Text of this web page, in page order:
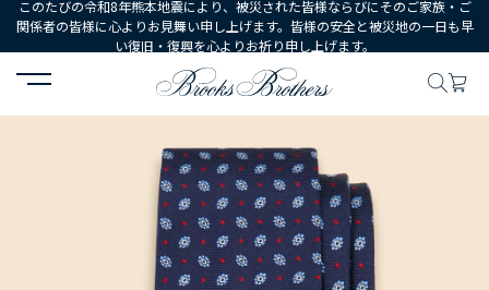
このたびの令和8年熊本地震により、被災された皆様ならびにそのご家族・ご
関係者の皆様に心よりお見舞い申し上げます。皆様の安全と被災地の一日も早
い復旧・復興を心よりお祈り申し上げます。
HOME シューズ・アクセサリー ネクタイ・ポケットチーフ